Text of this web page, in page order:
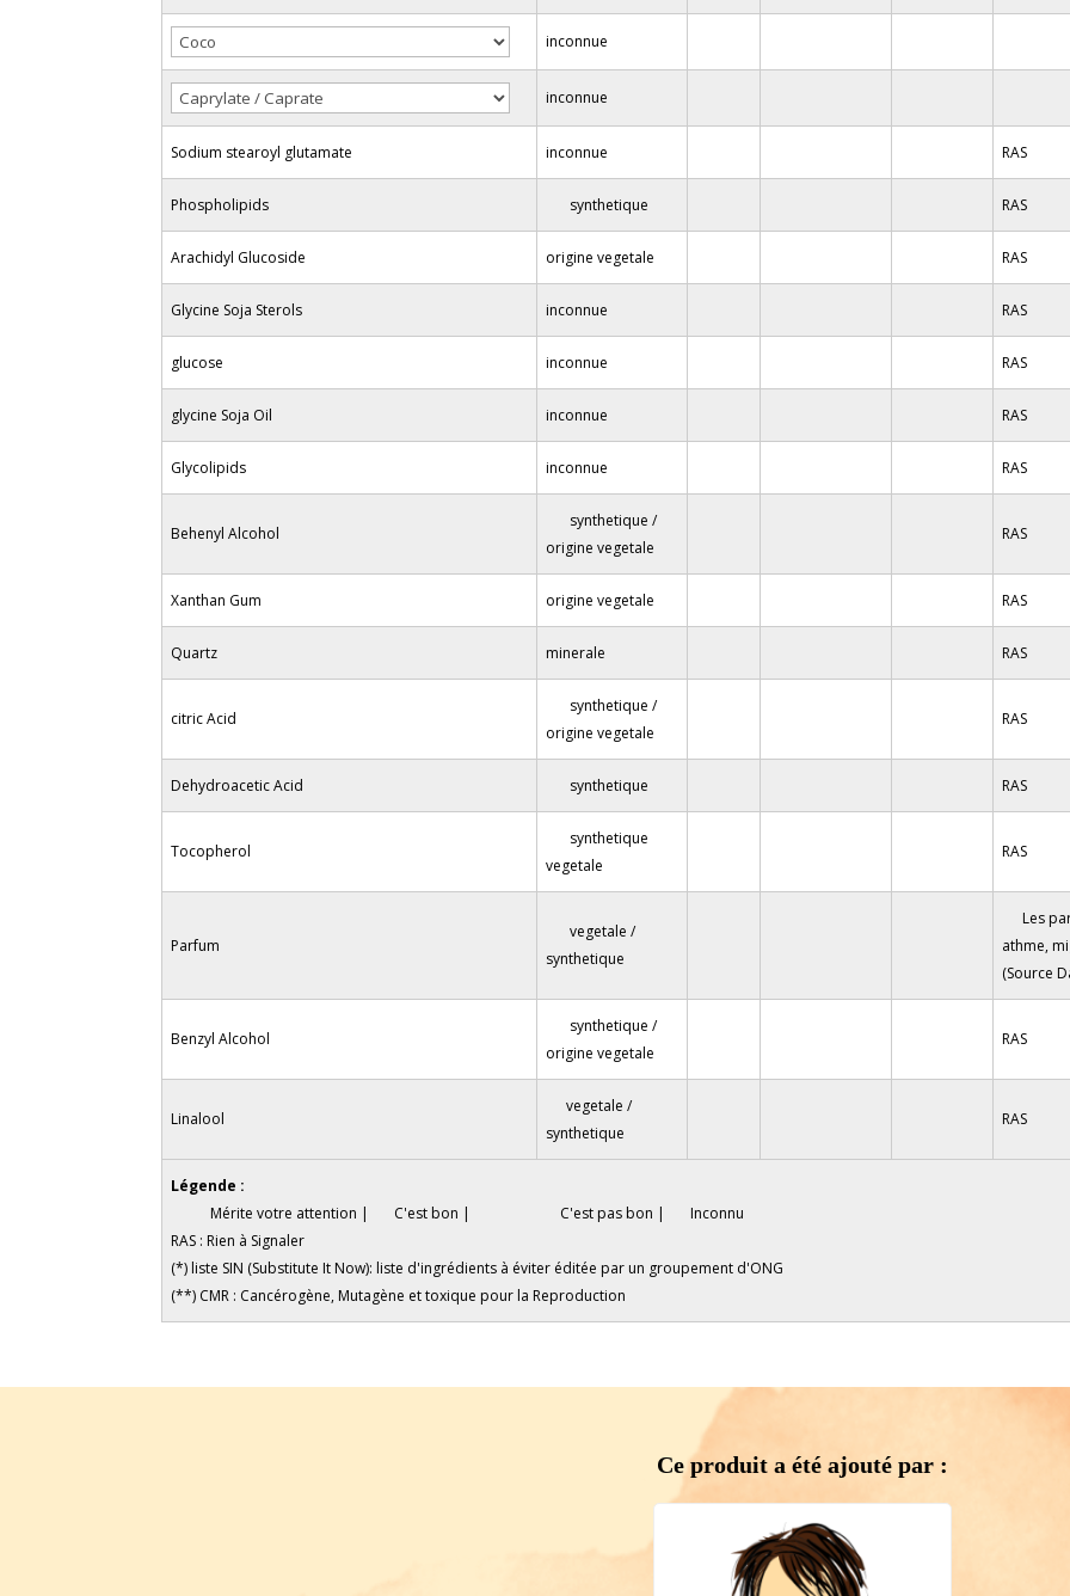
Légende :
Mérite votre attention |
C'est bon | C'est pas bon |
Inconnu
RAS : Rien à Signaler
(*) liste SIN (Substitute It Now): liste d'ingrédients à éviter éditée par un groupement d'ONG
(**) CMR : Cancérogène, Mutagène et toxique pour la Reproduction
inconnue
inconnue
Sodium stearoyl glutamate inconnue RAS
Phospholipids synthetique RAS
Arachidyl Glucoside origine vegetale RAS
Glycine Soja Sterols inconnue RAS
glucose inconnue RAS
glycine Soja Oil inconnue RAS
Glycolipids inconnue RAS
Behenyl Alcohol
synthetique /
origine vegetale
RAS
Xanthan Gum origine vegetale RAS
Quartz minerale RAS
citric Acid
synthetique /
origine vegetale
RAS
Dehydroacetic Acid synthetique RAS
Tocopherol
synthetique
vegetale
RAS
Parfum
vegetale /
synthetique
Les
athme,
(Source
Benzyl Alcohol
synthetique /
origine vegetale
RAS
Linalool
vegetale /
synthetique
RAS
Ce produit a été ajouté par :